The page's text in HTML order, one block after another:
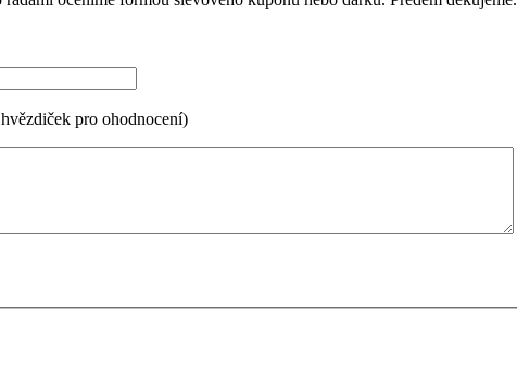
pro ohodnocení)